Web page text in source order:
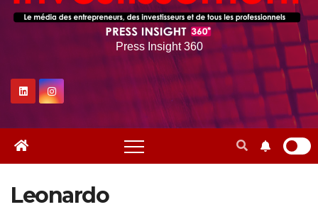
Press Insight 360
Leonardo